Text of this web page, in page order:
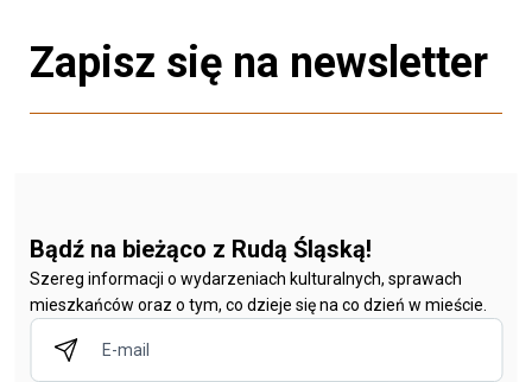
Zapisz się na newsletter
Bądź na bieżąco z Rudą Śląską!
Szereg informacji o wydarzeniach kulturalnych, sprawach
mieszkańców oraz o tym, co dzieje się na co dzień w mieście.